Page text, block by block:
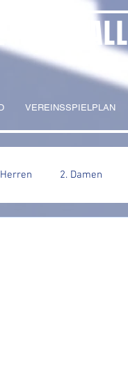
HANDBALL
VEREINSSPIELPLAN
2. Damen